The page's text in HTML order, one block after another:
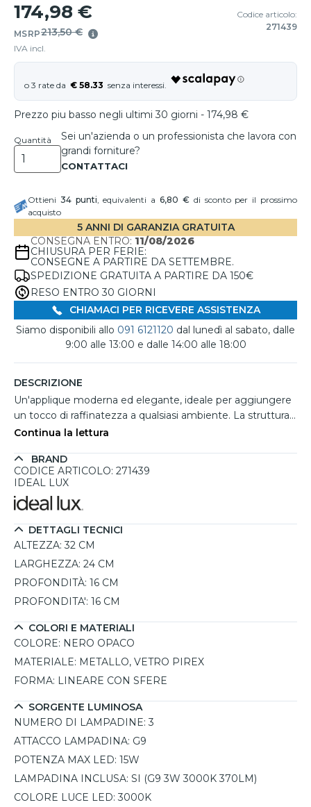
174,98 €
MSRP213,50 €
IVA incl.
Codice articolo:
271439
€ 58.33
Prezzo piu basso negli ultimi 30 giorni - 174,98 €
Quantità
Sei un'azienda o un professionista che lavora con
grandi forniture?
Ottieni 34punti, equivalenti a6,80 €di sconto per il prossimo
acquisto
5 ANNI DI GARANZIA GRATUITA
CONSEGNA ENTRO: 11/08/2026
CHIUSURA PER FERIE:
CONSEGNE A PARTIRE DA SETTEMBRE.
SPEDIZIONE GRATUITA A PARTIRE DA 150€
RESO ENTRO 30 GIORNI
CHIAMACI PER RICEVERE ASSISTENZA
Siamo disponibili allo 091 6121120 dal lunedì al sabato, dalle
9:00 alle 13:00 e dalle 14:00 alle 18:00
DESCRIZIONE
Un'applique moderna ed elegante, ideale per aggiungere
un tocco di raffinatezza a qualsiasi ambiente. La struttura
in metallo nero opaco con una forma lineare a sezione
fumé, creando un effetto luminoso suggestivo e
sofisticato. Perfetta per soggiorni, salotti e zone living,
avvolgente grazie alle tre lampadine g9 da 3w 3000k
incluse, con la possibilità di sostituirle per personalizzare
l'illuminazione in base alle proprie esigenze. L'installazione
a parete è semplice e intuitiva, rendendola una scelta
funzionale e di grande impatto estetico. Una soluzione
ideale per chi cerca un’illuminazione decorativa capace di
coniugare design e praticità.
Continua la lettura
BRAND
CODICE ARTICOLO: 271439
IDEAL LUX
DETTAGLI TECNICI
ALTEZZA: 32 CM
LARGHEZZA: 24 CM
PROFONDITÀ: 16 CM
PROFONDITA': 16 CM
COLORI E MATERIALI
COLORE: NERO OPACO
MATERIALE: METALLO, VETRO PIREX
FORMA: LINEARE CON SFERE
SORGENTE LUMINOSA
NUMERO DI LAMPADINE: 3
ATTACCO LAMPADINA: G9
POTENZA MAX LED: 15W
LAMPADINA INCLUSA: SI (G9 3W 3000K 370LM)
COLORE LUCE LED: 3000K